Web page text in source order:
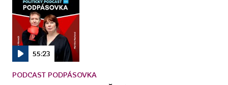
55:23
PODCAST PODPÁSOVKA